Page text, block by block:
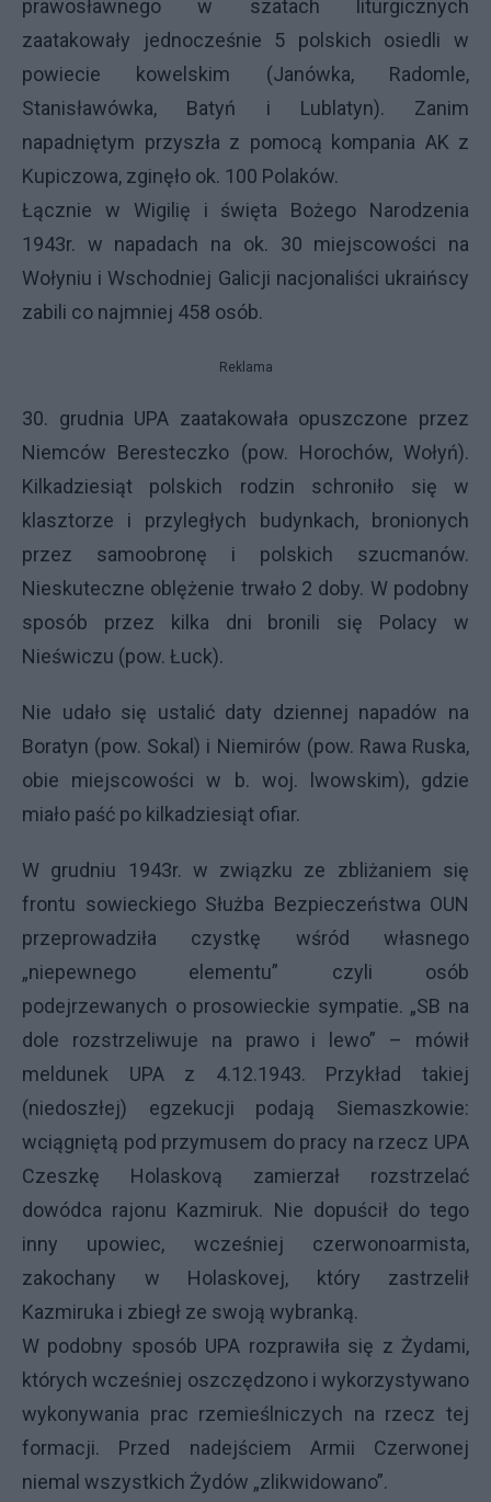
prawosławnego w szatach liturgicznych
zaatakowały jednocześnie 5 polskich osiedli w
powiecie kowelskim (Janówka, Radomle,
Stanisławówka, Batyń i Lublatyn). Zanim
napadniętym przyszła z pomocą kompania AK z
Kupiczowa, zginęło ok. 100 Polaków.
Łącznie w Wigilię i święta Bożego Narodzenia
1943r. w napadach na ok. 30 miejscowości na
Wołyniu i Wschodniej Galicji nacjonaliści ukraińscy
zabili co najmniej 458 osób.
Reklama
30. grudnia UPA zaatakowała opuszczone przez
Niemców Beresteczko (pow. Horochów, Wołyń).
Kilkadziesiąt polskich rodzin schroniło się w
klasztorze i przyległych budynkach, bronionych
przez samoobronę i polskich szucmanów.
Nieskuteczne oblężenie trwało 2 doby. W podobny
sposób przez kilka dni bronili się Polacy w
Nieświczu (pow. Łuck).
Nie udało się ustalić daty dziennej napadów na
Boratyn (pow. Sokal) i Niemirów (pow. Rawa Ruska,
obie miejscowości w b. woj. lwowskim), gdzie
miało paść po kilkadziesiąt ofiar.
W grudniu 1943r. w związku ze zbliżaniem się
frontu sowieckiego Służba Bezpieczeństwa OUN
przeprowadziła czystkę wśród własnego
„niepewnego elementu” czyli osób
podejrzewanych o prosowieckie sympatie. „SB na
dole rozstrzeliwuje na prawo i lewo” – mówił
meldunek UPAz 4.12.1943. Przykład takiej
(niedoszłej) egzekucji podają Siemaszkowie:
wciągniętą pod przymusem do pracy na rzecz UPA
Czeszkę Holaskovą zamierzał rozstrzelać
dowódca rajonu Kazmiruk. Nie dopuścił do tego
inny upowiec, wcześniej czerwonoarmista,
zakochany w Holaskovej, który zastrzelił
Kazmiruka i zbiegł ze swoją wybranką.
W podobny sposób UPA rozprawiła się z Żydami,
których wcześniej oszczędzono i wykorzystywano
wykonywania prac rzemieślniczych na rzecz tej
formacji. Przed nadejściem Armii Czerwonej
niemal wszystkich Żydów „zlikwidowano”.